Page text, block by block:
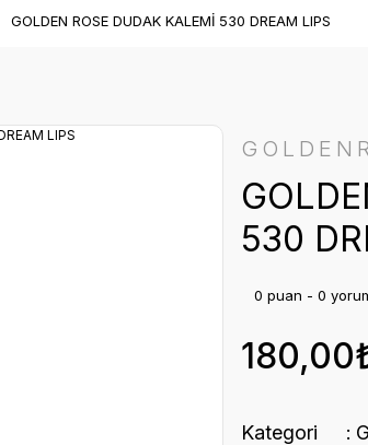
GOLDEN ROSE DUDAK KALEMİ 530 DREAM LIPS
530
0 puan - 0
Kategori